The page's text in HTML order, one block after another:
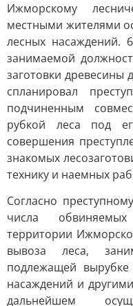
Ижморскому
местными жителями
лесных насаждений.
занимаемой
заготовки древесины
спланировал
подчиненным
рубкой леса под
совершения
знакомых
технику и наемных
Согласно
числа
территории
вывоза леса,
подлежащей
насаждений и
дальнейшем